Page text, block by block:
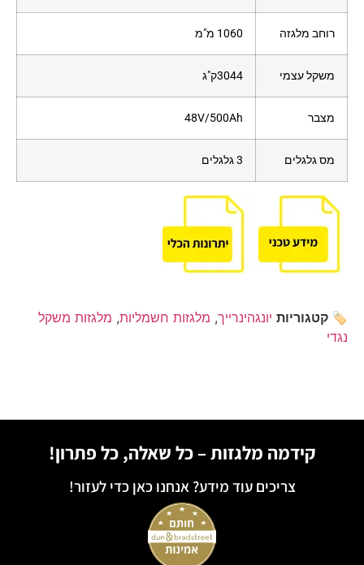
רוחב מלגזה 1060 מ"מ
משקל עצמי 3044ק"ג
מצבר 48V/500Ah
מס גלגלים 3 גלגלים
🏷️ קטגוריות יונגהינרייך, מלגזות חשמליות, מלגזות משקל
נגדי
קידמה מלגזות – כל שאלה, כל פתרון!
צריכים עוד מידע? אנחנו כאן כדי לעזור!